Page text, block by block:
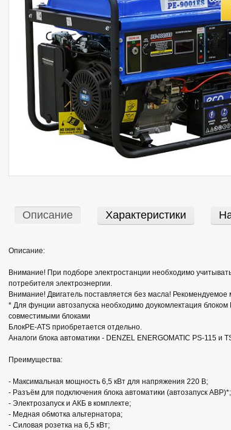
Описание Характеристики
Описание:
Внимание! При подборе электростанции необходимо
потребителя электроэнергии.
Внимание! Двигатель поставляется без масла!
* Для фунции автозапуска необходимо доукомлектация блоком
совместимыми блоками
БлокPE-ATS приобретается отдельно.
Аналоги блока автоматики - DENZEL ENERGOMATIC PS-115
Преимущества:
- Максимальная мощность 6,5 кВт для напряжения 220 В;
- Разъём для подключения блока автоматики (автозапуск АВР)*;
- Электрозапуск и АКБ в комплекте;
- Медная обмотка альтернатора;
- Силовая розетка на 6,5 кВт;